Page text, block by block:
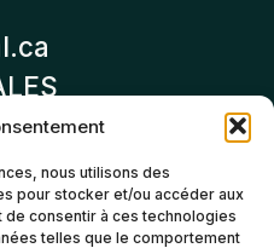
nous utilisons des
pour stocker et/ou accéder aux
consentir à ces technologies
telles que le comportement
et